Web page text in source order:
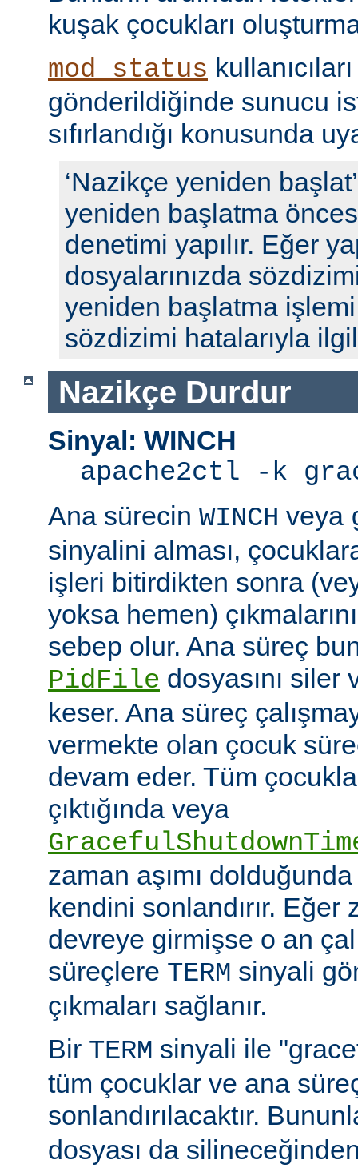
kuşak çocukları
mod_status
gönderildiğinde sunucu
sıfırlandığı konusunda
‘Nazikçe yeniden
yeniden başlatma
denetimi yapılır. Eğer
dosyalarınızda
yeniden başlatma
sözdizimi hatalarıyla
Nazikçe Durdur
Sinyal: WINCH
apache2ctl -k
Ana sürecin WINCH veya
sinyalini alması,
işleri bitirdikten sonra
yoksa hemen)
sebep olur. Ana süreç
PidFile dosyasını
keser. Ana süreç
vermekte olan çocuk
devam eder. Tüm
çıktığında veya
zaman aşımı
kendini sonlandırır. Eğer
devreye girmişse o an
süreçlere TERM sinyali
çıkmaları sağlanır.
Bir TERM sinyali ile
tüm çocuklar ve ana
sonlandırılacaktır.
dosyası da